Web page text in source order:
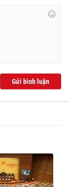
Gửi bình luận